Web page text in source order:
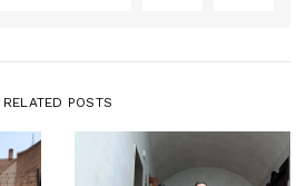
RELATED POSTS